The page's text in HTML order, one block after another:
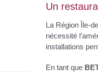
Un
La Région Île-
nécessité
installations
En tant que